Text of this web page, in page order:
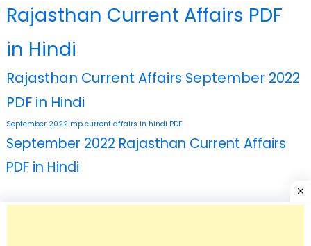
Rajasthan Current Affairs PDF
in Hindi
Rajasthan Current Affairs September 2022
PDF in Hindi
September 2022 mp current affairs in hindi PDF
September 2022 Rajasthan Current Affairs
PDF in Hindi